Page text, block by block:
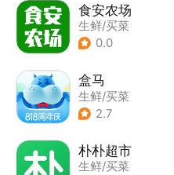
食安农场
生鲜/买菜
0.0
盒马
生鲜/买菜
2.7
朴朴超市
生鲜/买菜